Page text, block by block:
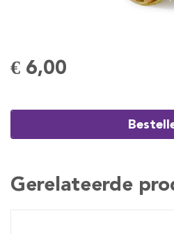
€ 6,00
Gerelateerde